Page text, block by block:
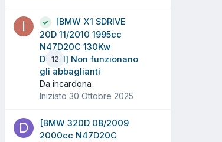
12
[BMW X1 SDRIVE
20D 11/2010 1995cc
N47D20C 130Kw
Diesel] Non funzionano
gli abbaglianti
Da incardona
Iniziato 30 Ottobre 2025
[BMW 320D 08/2009
2000cc N47D20C